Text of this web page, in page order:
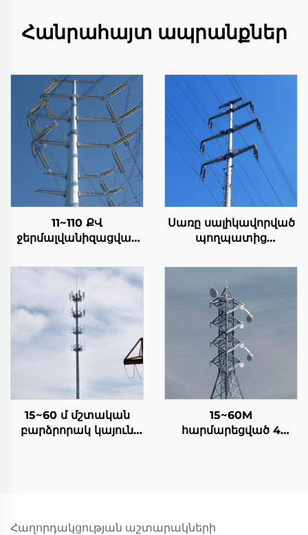
Հանրահայտ ապրանքներ
11~110 ՔՎ
ջերմալվանիզացված
էլեկտրական
էլեկտրաէներգիայի
փոխանցման
աշտարակը
էլեկտրաէներգիայի
բաշխման աշտարակը
Սառը սալիկավորված
պողպատից
բարձիկների
էլեկտրականության
փոխանցման
աշտարակը
15~60 մ մշտական
բարձրորակ կայուն
15~60M
հարմարեցված 4
Հաղորդակցության աշտարակների